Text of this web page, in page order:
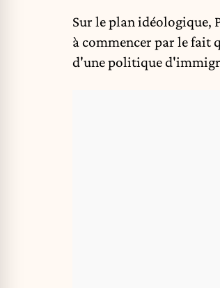
Sur le plan idéologique,
à commencer par le fait
d'une politique